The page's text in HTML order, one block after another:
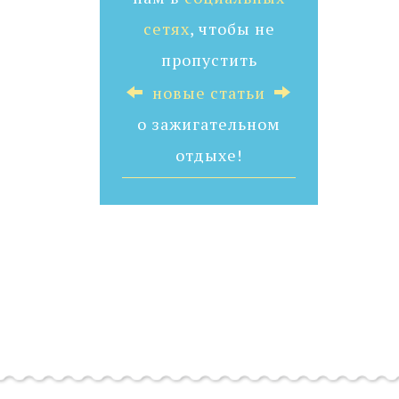
сетях, чтобы не
пропустить
новые статьи
о зажигательном
отдыхе!